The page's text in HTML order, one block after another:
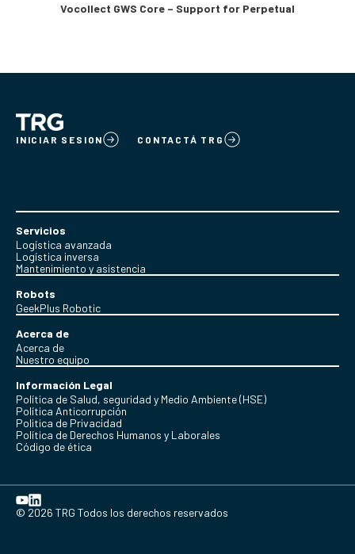
Vocollect GWS Core – Support for Perpetual
INICIAR SESION CONTACTÁ TRG
Servicios
Logística avanzada
Logística inversa
Mantenimiento y asistencia
Robots
GeekPlus Robotic
Acerca de
Acerca de
Nuestro equipo
Información Legal
Política de Salud, seguridad y Medio Ambiente (HSE)
Política Anticorrupción
Politica de Privacidad
Política de Derechos Humanos y Laborales
Código de ética
© 2026 TRG Todos los derechos reservados